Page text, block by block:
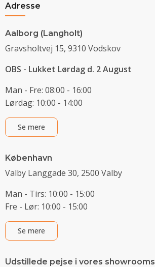
Adresse
Aalborg (Langholt)
Gravsholtvej 15, 9310 Vodskov
OBS - Lukket Lørdag d. 2 August
Man - Fre: 08:00 - 16:00
Lørdag: 10:00 - 14:00
Se mere
København
Valby Langgade 30, 2500 Valby
Man - Tirs: 10:00 - 15:00
Fre - Lør: 10:00 - 15:00
Se mere
Udstillede pejse i vores showrooms